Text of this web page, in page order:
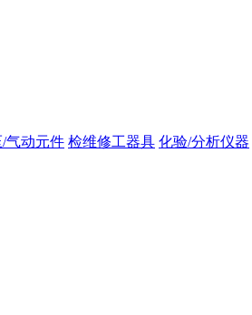
气动元件 检维修工器具 化验/分析仪器